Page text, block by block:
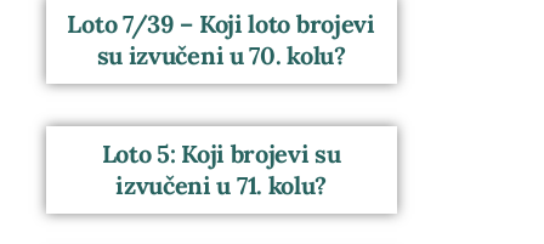
Loto 7/39 – Koji loto brojevi
su izvučeni u 70. kolu?
Loto 5: Koji brojevi su
izvučeni u 71. kolu?